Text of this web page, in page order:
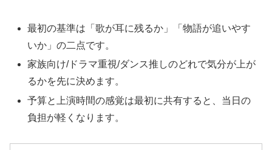
最初の基準は「歌が耳に残るか」「物語が追いやす
いか」の二点です。
家族向け/ドラマ重視/ダンス推しのどれで気分が上が
るかを先に決めます。
予算と上演時間の感覚は最初に共有すると、当日の
負担が軽くなります。